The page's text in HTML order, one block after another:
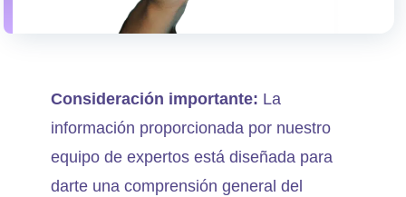
Consideración importante: La
información proporcionada por nuestro
equipo de expertos está diseñada para
darte una comprensión general del